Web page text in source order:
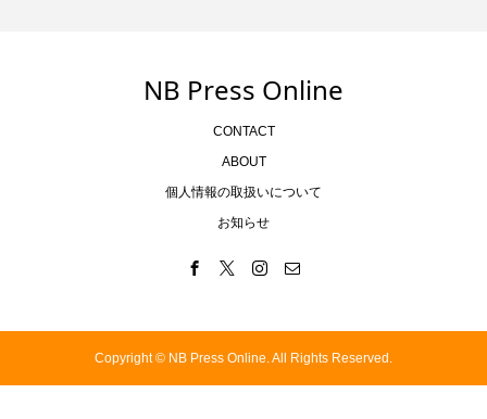
NB Press Online
CONTACT
ABOUT
個人情報の取扱いについて
お知らせ
Copyright © NB Press Online. All Rights Reserved.